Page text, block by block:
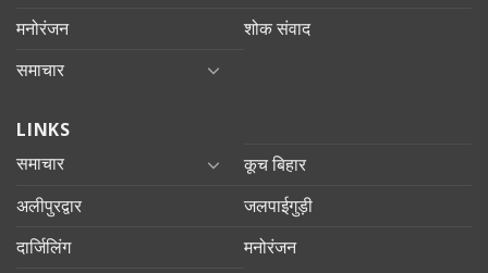
मनोरंजन
शोक संवाद
समाचार
LINKS
समाचार
कूच बिहार
अलीपुरद्वार
जलपाईगुड़ी
दार्जिलिंग
मनोरंजन